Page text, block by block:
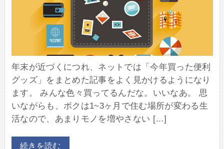
年末が近づくにつれ、ネットでは「今年買った便利
グッズ」をまとめた記事をよく見かけるようになり
ます。 みんな色々買ってるんだな。いいなあ。 思
いながらも、ボクは1~3ヶ月で住む場所が変わる生
活なので、あまりモノを増やさない […]
続きを読む